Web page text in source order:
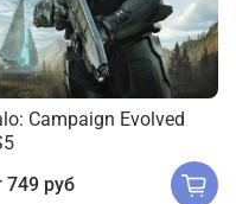
Campaign Evolved
749 руб